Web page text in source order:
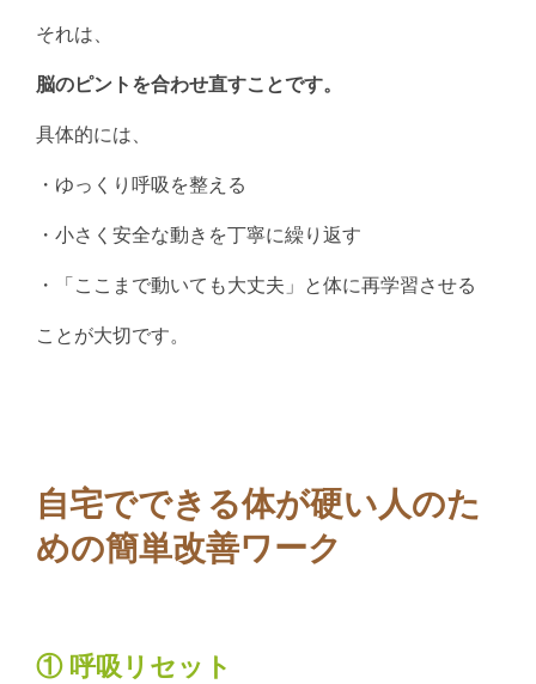
それは、
脳のピントを合わせ直すことです。
具体的には、
・ゆっくり呼吸を整える
・小さく安全な動きを丁寧に繰り返す
・「ここまで動いても大丈夫」と体に再学習させる
ことが大切です。
自宅でできる体が硬い人のた
めの簡単改善ワーク
① 呼吸リセット